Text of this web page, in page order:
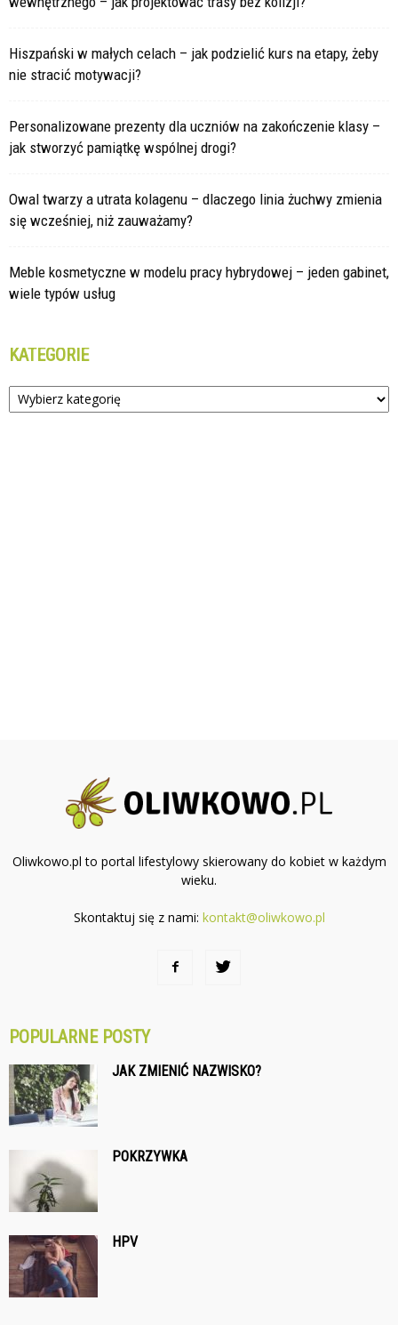
Hiszpański w małych celach – jak podzielić kurs na etapy, żeby
nie stracić motywacji?
Personalizowane prezenty dla uczniów na zakończenie klasy –
jak stworzyć pamiątkę wspólnej drogi?
Owal twarzy a utrata kolagenu – dlaczego linia żuchwy zmienia
się wcześniej, niż zauważamy?
Meble kosmetyczne w modelu pracy hybrydowej – jeden gabinet,
wiele typów usług
KATEGORIE
Kategorie
Oliwkowo.pl to portal lifestylowy skierowany do kobiet w każdym
wieku.
Skontaktuj się z nami: kontakt@oliwkowo.pl
POPULARNE POSTY
JAK ZMIENIĆ NAZWISKO?
POKRZYWKA
HPV